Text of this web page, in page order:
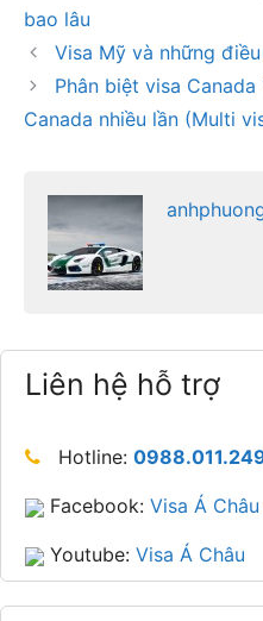
bao lâu
Visa Mỹ và những
Phân biệt visa
Canada nhiều lần (Multi
Liên hệ hỗ trợ
Hotline:
Facebook: Visa Á Châu
Youtube: Visa Á Châu